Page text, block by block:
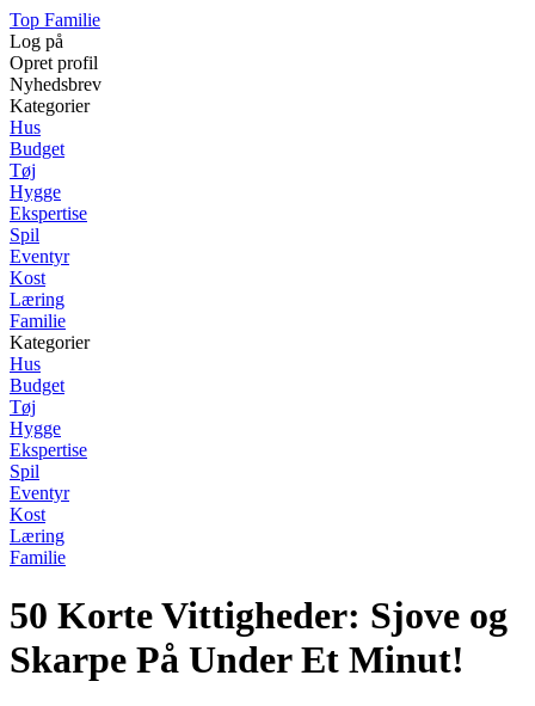
Top Familie
Log på
Opret profil
Nyhedsbrev
Kategorier
Hus
Budget
Tøj
Hygge
Ekspertise
Spil
Eventyr
Kost
Læring
Familie
Kategorier
Hus
Budget
Tøj
Hygge
Ekspertise
Spil
Eventyr
Kost
Læring
Familie
50 Korte Vittigheder: Sjove og
Skarpe På Under Et Minut!